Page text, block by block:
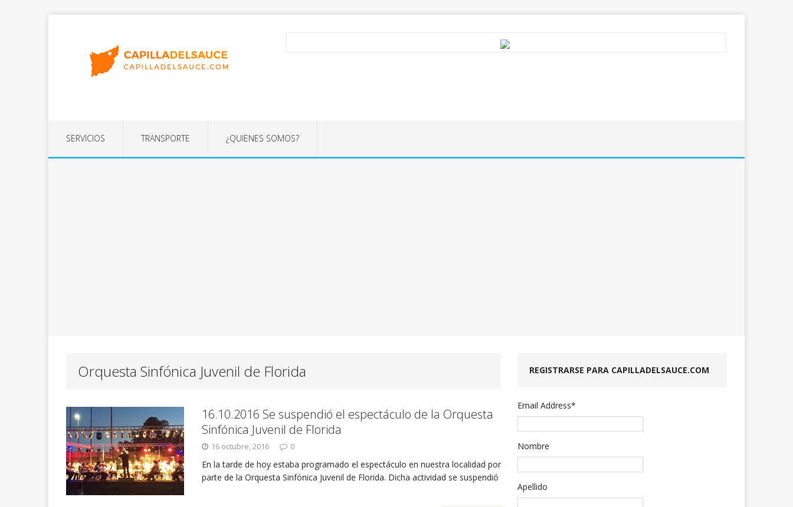
SERVICIOS TRANSPORTE ¿QUIENES SOMOS?
Orquesta Sinfónica Juvenil de Florida
16.10.2016 Se suspendió el espectáculo de la Orquesta
Sinfónica Juvenil de Florida
16 octubre, 2016 0
En la tarde de hoy estaba programado el espectáculo en nuestra localidad por
parte de la Orquesta Sinfónica Juvenil de Florida. Dicha actividad se suspendió
REGISTRARSE PARA CAPILLADELSAUCE.COM
Email Address*
Nombre
Apellido